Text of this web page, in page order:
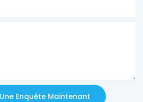
Enquête Maintenant